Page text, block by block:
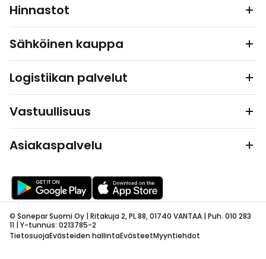
Hinnastot
Sähköinen kauppa
Logistiikan palvelut
Vastuullisuus
Asiakaspalvelu
© Sonepar Suomi Oy | Ritakuja 2, PL 88, 01740 VANTAA | Puh. 010 283
11 | Y-tunnus: 0213785-2
TietosuojaEvästeiden hallintaEvästeetMyyntiehdot